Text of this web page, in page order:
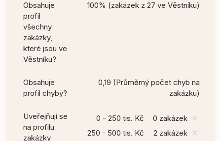
Obsahuje
profil
všechny
zakázky,
které jsou ve
Věstníku?
100% (zakázek z 27 ve Věstníku)
Obsahuje
profil chyby?
0,19 (Průměrný počet chyb na
zakázku)
Uveřejňují se
na profilu
zakázky
0 - 250 tis. Kč
0 zakázek
250 - 500 tis. Kč
2 zakázek